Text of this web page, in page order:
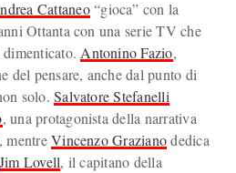
Cattaneo“gioca” con la
Ottanta con una serie TV che
Antonino Fazio,
del pensare, anche dal punto di
solo.Salvatore Stefanelli
, una protagonista della narrativa
mentreVincenzo Grazianodedica
Jim Lovell, il capitano della